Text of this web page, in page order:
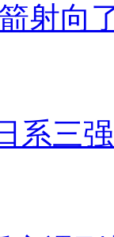
射向
系三